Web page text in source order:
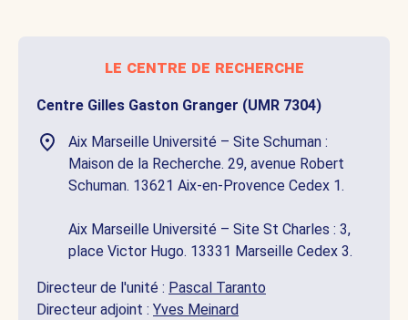
le centre de recherche
Centre Gilles Gaston Granger (UMR 7304)
Aix Marseille Université – Site Schuman :
Maison de la Recherche. 29, avenue Robert
Schuman. 13621 Aix-en-Provence Cedex 1.
Aix Marseille Université – Site St Charles : 3,
place Victor Hugo. 13331 Marseille Cedex 3.
Directeur de l'unité : Pascal Taranto
Directeur adjoint : Yves Meinard